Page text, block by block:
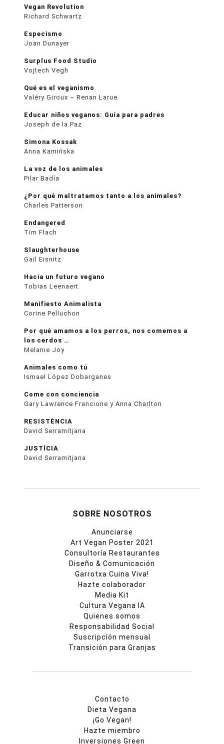
Vegan Revolution
Richard Schwartz
Especismo
Joan Dunayer
Surplus Food Studio
Vojtech Vegh
Qué es el veganismo
Valéry Giroux – Renan Larue
Educar niños veganos: Guía para padres
Joseph de la Paz
Simona Kossak
Anna Kamińska
La voz de los animales
Pilar Badía
¿Por qué maltratamos tanto a los animales?
Charles Patterson
Endangered
Tim Flach
Slaughterhouse
Gail Eisnitz
Hacia un futuro vegano
Tobias Leenaert
Manifiesto Animalista
Corine Pelluchon
Por qué amamos a los perros, nos comemos a
los cerdos …
Melanie Joy
Animales como tú
Ismael López Dobarganes
Come con conciencia
Gary Lawrence Francione y Anna Charlton
RESISTÈNCIA
David Serramitjana
JUSTÍCIA
David Serramitjana
SOBRE NOSOTROS
Anunciarse
Art Vegan Poster 2021
Consultoría Restaurantes
Diseño & Comunicación
Garrotxa Cuina Viva!
Hazte colaborador
Media Kit
Cultura Vegana IA
Quienes somos
Responsabilidad Social
Suscripción mensual
Transición para Granjas
Contacto
Dieta Vegana
¡Go Vegan!
Hazte miembro
Inversiones Green